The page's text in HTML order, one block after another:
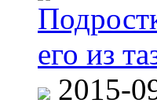
его из
2015-